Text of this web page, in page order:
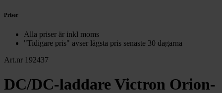
Priser
Alla priser är inkl moms
"Tidigare pris" avser lägsta pris senaste 30 dagarna
Art.nr 192437
DC/DC-laddare Victron Orion-